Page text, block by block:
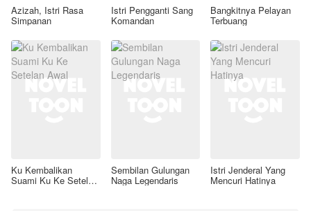
Azizah, Istri Rasa
Simpanan
Istri Pengganti Sang
Komandan
Bangkitnya Pelayan
Terbuang
Ku Kembalikan
Suami Ku Ke Setelan
Sembilan Gulungan
Naga Legendaris
Istri Jenderal Yang
Mencuri Hatinya